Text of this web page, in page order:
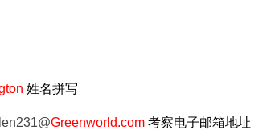
姓名拼写
Greenworld.com 考察电子邮箱地址